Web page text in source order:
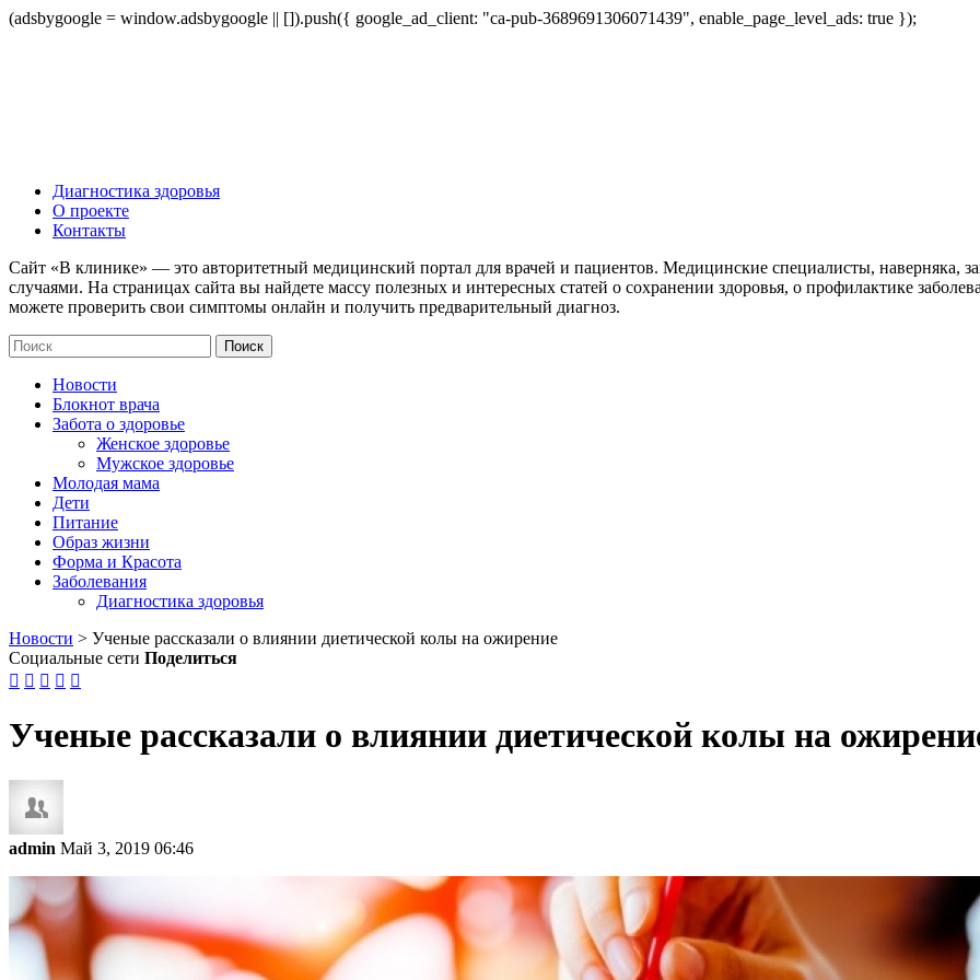
(adsbygoogle = window.adsbygoogle || []).push({ google_ad_client: "ca-pub-3689691306071439", enable_page_level_ads: true });
Диагностика здоровья
О проекте
Контакты
Сайт «В клинике» — это авторитетный медицинский портал для врачей и пациентов. Медицинские специалисты, наверняка,
случаями. На страницах сайта вы найдете массу полезных и интересных статей о сохранении здоровья, о профилактике
можете проверить свои симптомы онлайн и получить предварительный диагноз.
Новости
Блокнот врача
Забота о здоровье
Женское здоровье
Мужское здоровье
Молодая мама
Дети
Питание
Образ жизни
Форма и Красота
Заболевания
Диагностика здоровья
Новости > Ученые рассказали о влиянии диетической колы на ожирение
Социальные сети Поделиться
    
Ученые рассказали о влиянии диетической колы на
admin Май 3, 2019 06:46